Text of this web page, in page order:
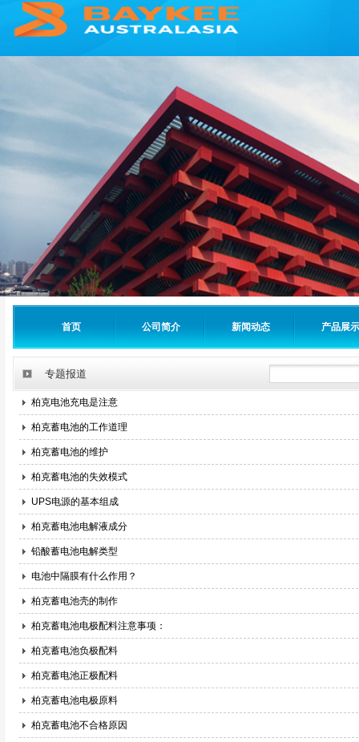
首页 公司简介 新闻动态 产品展示
专题报道
柏克电池充电是注意
柏克蓄电池的工作道理
柏克蓄电池的维护
柏克蓄电池的失效模式
UPS电源的基本组成
柏克蓄电池电解液成分
铅酸蓄电池电解类型
电池中隔膜有什么作用？
柏克蓄电池壳的制作
柏克蓄电池电极配料注意事项：
柏克蓄电池负极配料
柏克蓄电池正极配料
柏克蓄电池电极原料
柏克蓄电池不合格原因